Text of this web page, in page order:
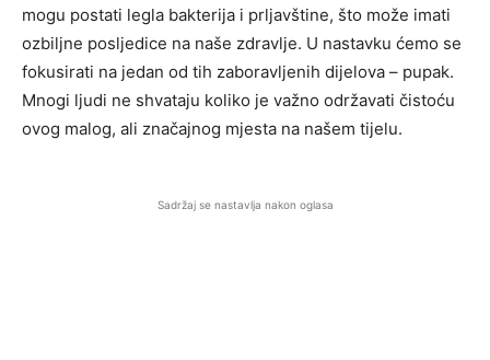
mogu postati legla bakterija i prljavštine, što može imati
ozbiljne posljedice na naše zdravlje. U nastavku ćemo se
fokusirati na jedan od tih zaboravljenih dijelova – pupak.
Mnogi ljudi ne shvataju koliko je važno održavati čistoću
ovog malog, ali značajnog mjesta na našem tijelu.
Sadržaj se nastavlja nakon oglasa